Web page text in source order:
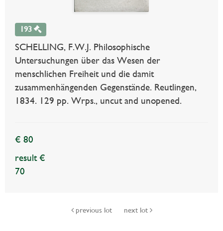
193
SCHELLING, F.W.J. Philosophische
Untersuchungen über das Wesen der
menschlichen Freiheit und die damit
zusammenhängenden Gegenstände. Reutlingen,
1834. 129 pp. Wrps., uncut and unopened.
€ 80
result €
70
previous lot next lot